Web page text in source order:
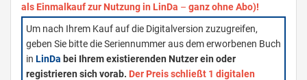
als Einmalkauf zur Nutzung in LinDa – ganz ohne Abo)!
Um nach Ihrem Kauf auf die Digitalversion zuzugreifen,
geben Sie bitte die Seriennummer aus dem erworbenen Buch
in LinDa bei Ihrem existierenden Nutzer ein oder
registrieren sich vorab. Der Preis schließt 1 digitalen